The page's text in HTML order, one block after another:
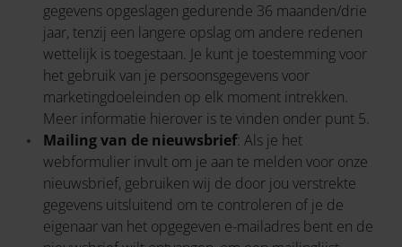
gegevens opgeslagen gedurende 36 maanden/drie
jaar, tenzij een langere opslag om andere redenen
wettelijk is toegestaan. Je kunt je toestemming voor
het gebruik van je persoonsgegevens voor
marketingdoeleinden op elk moment intrekken.
Meer informatie hierover is te vinden onder punt 5.
Mailing van de nieuwsbrief: Als je het
webformulier invult om je aan te melden voor onze
nieuwsbrief, gebruiken wij de door jou verstrekte
gegevens uitsluitend om te controleren of je de
eigenaar van het opgegeven e-mailadres bent en de